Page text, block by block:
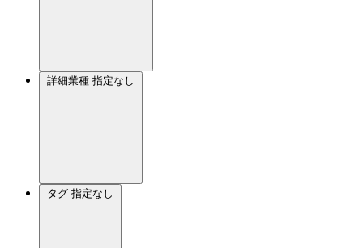
詳細業種 指定なし
タグ 指定なし